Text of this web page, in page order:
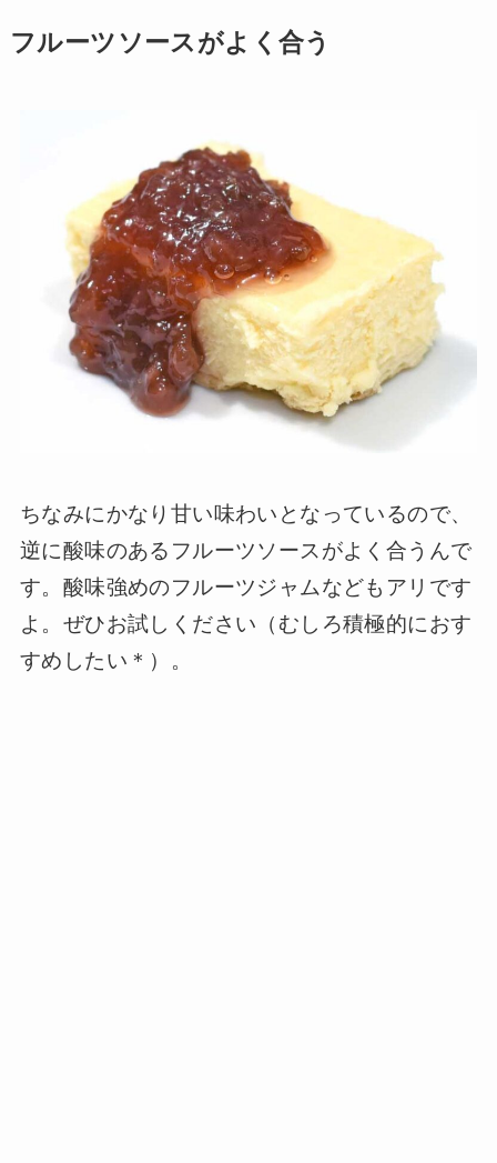
フルーツソースがよく合う
ちなみにかなり甘い味わいとなっているので、
逆に酸味のあるフルーツソースがよく合うんで
す。酸味強めのフルーツジャムなどもアリです
よ。ぜひお試しください（むしろ積極的におす
すめしたい＊）。